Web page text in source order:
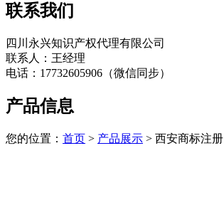
联系我们
四川永兴知识产权代理有限公司
联系人：王经理
电话：17732605906（微信同步）
产品信息
您的位置： 首页 > 产品展示 > 西安商标注册